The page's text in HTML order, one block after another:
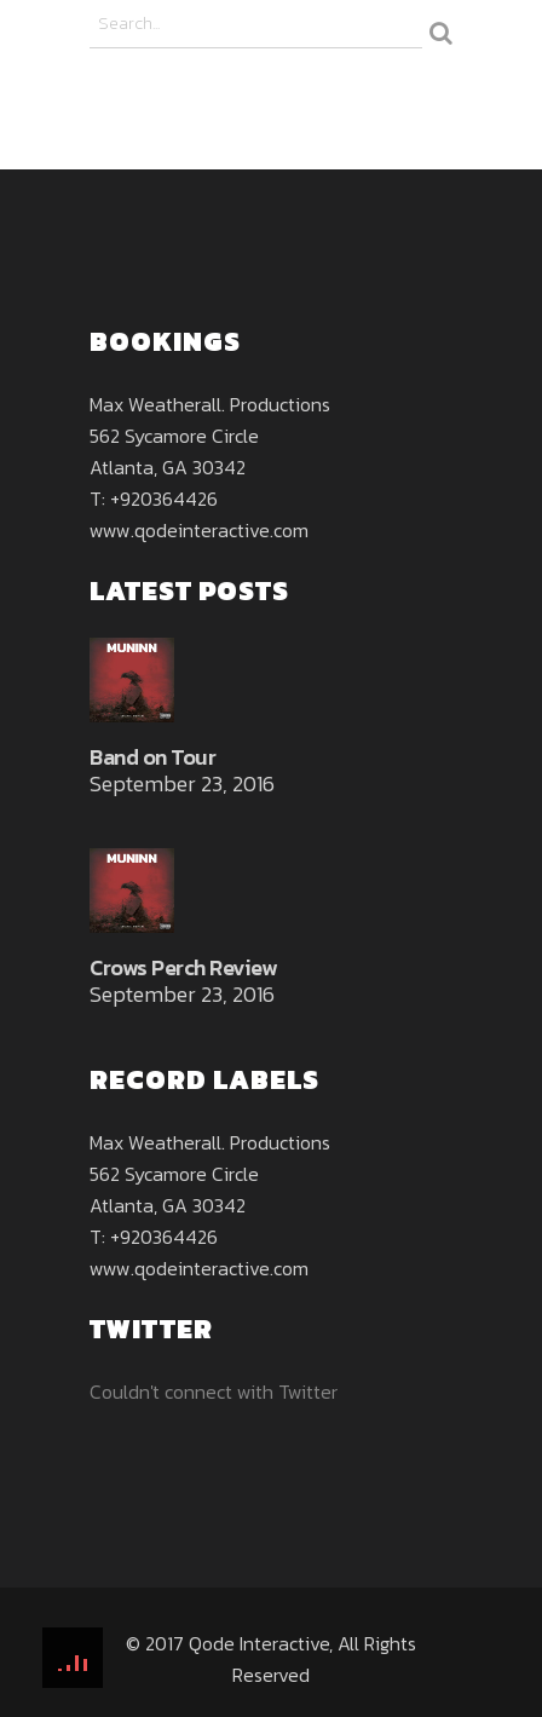
BOOKINGS
Max Weatherall. Productions
562 Sycamore Circle
Atlanta, GA 30342
T: +920364426
www.qodeinteractive.com
LATEST POSTS
Band on Tour
September 23, 2016
Crows Perch Review
September 23, 2016
RECORD LABELS
Max Weatherall. Productions
562 Sycamore Circle
Atlanta, GA 30342
T: +920364426
www.qodeinteractive.com
TWITTER
Couldn't connect with Twitter
© 2017 Qode Interactive, All Rights
Reserved